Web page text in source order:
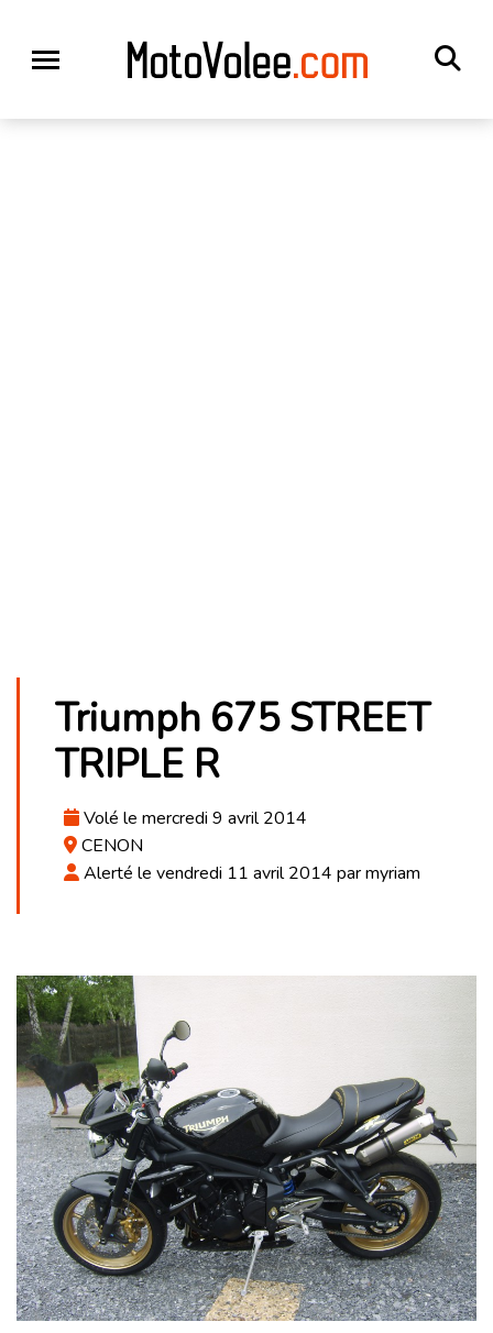
Triumph 675 STREET
TRIPLE R
Volé le mercredi 9 avril 2014
CENON
Alerté le vendredi 11 avril 2014 par myriam